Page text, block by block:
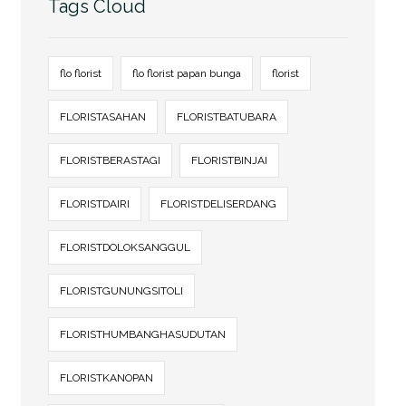
Tags Cloud
flo florist flo florist papan bunga florist
FLORISTASAHAN FLORISTBATUBARA
FLORISTBERASTAGI FLORISTBINJAI
FLORISTDAIRI FLORISTDELISERDANG
FLORISTDOLOKSANGGUL
FLORISTGUNUNGSITOLI
FLORISTHUMBANGHASUDUTAN
FLORISTKANOPAN